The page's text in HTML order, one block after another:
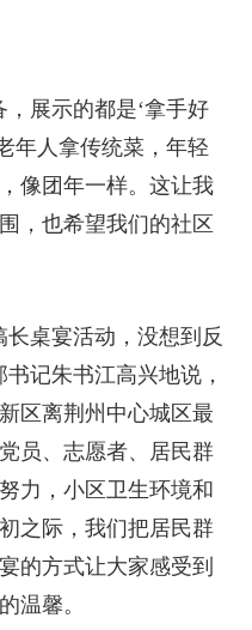
展示的都是‘拿手好
年人拿传统菜，年轻
像团年一样。这让我
，也希望我们的社区
桌宴活动，没想到反
记朱书江高兴地说，
区离荆州中心城区最
员、志愿者、居民群
力，小区卫生环境和
之际，我们把居民群
的方式让大家感受到
温馨。